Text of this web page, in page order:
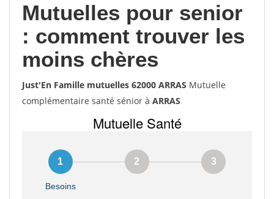
Mutuelles pour senior
: comment trouver les
moins chères
Just'En Famille mutuelles 62000 ARRAS Mutuelle
complémentaire santé sénior à ARRAS